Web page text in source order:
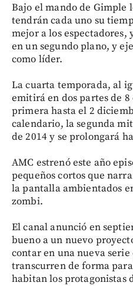
Bajo el mando de Gimple
tendrán cada uno su
mejor a los espectadores,
en un segundo plano, y
como líder.
La cuarta temporada, al
emitirá en dos partes de
primera hasta el 2
calendario, la segunda
de 2014 y se prolongará
AMC estrenó este año
pequeños cortos que
la pantalla ambientados
zombi.
El canal anunció en
bueno a un nuevo
contar en una nueva
transcurren de forma
habitan los protagonistas